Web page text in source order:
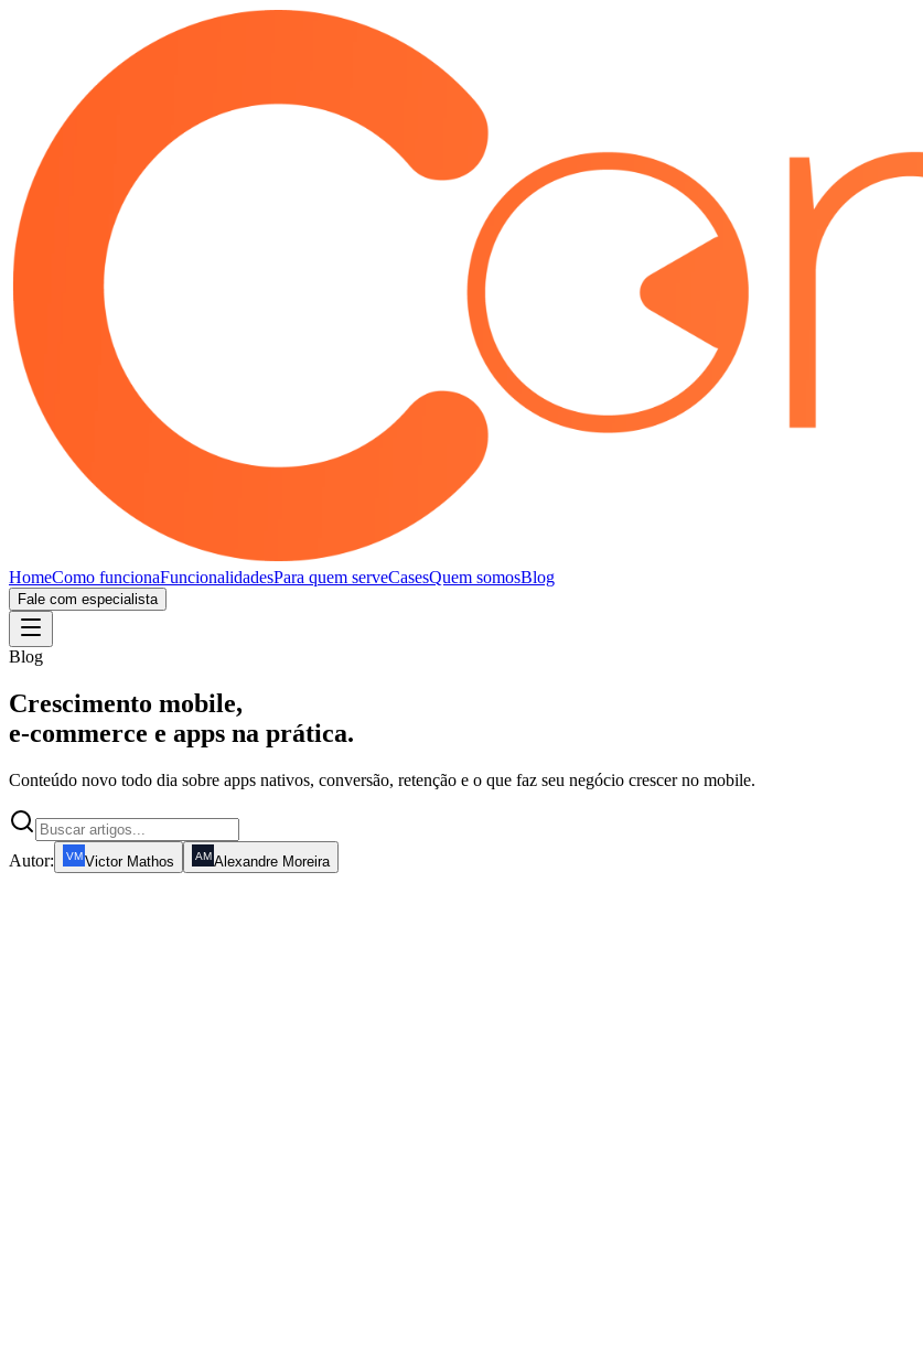
HomeComo funcionaFuncionalidadesPara quem serveCasesQuem somosBlog
Fale com especialista
Blog
Crescimento mobile,
e-commerce e apps na prática.
Conteúdo novo todo dia sobre apps nativos, conversão, retenção e o que faz seu negócio crescer no mobile.
Autor: Victor Mathos Alexandre Moreira